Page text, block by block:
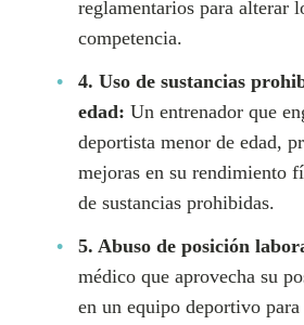
reglamentarios para alterar
competencia.
4. Uso de sustancias
edad: Un entrenador que
deportista menor de edad,
mejoras en su rendimiento
de sustancias prohibidas.
5. Abuso de posición
médico que aprovecha su
en un equipo deportivo